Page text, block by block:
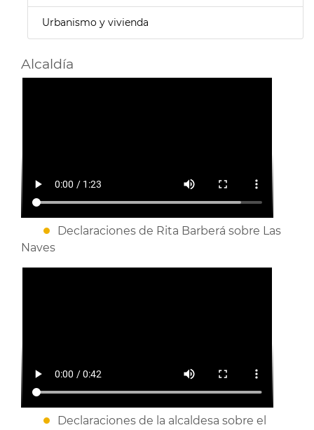
Urbanismo y vivienda
Alcaldía
Declaraciones de Rita Barberá sobre Las
Naves
Declaraciones de la alcaldesa sobre el